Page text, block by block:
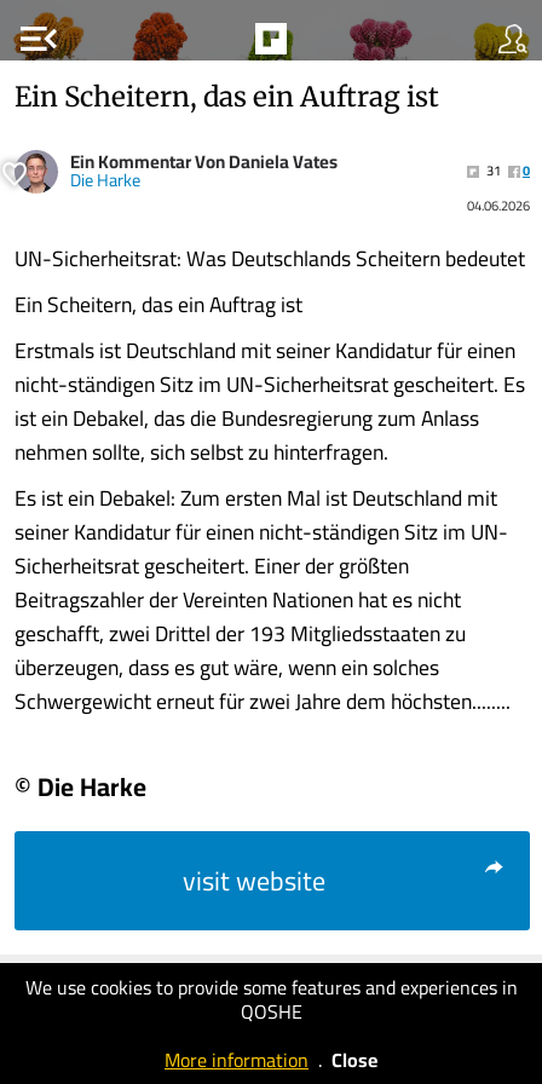
menu_open
We use cookies to provide some features and experiences in
QOSHE
More information . Close
Ein Scheitern, das ein Auftrag ist
Ein Kommentar Von Daniela Vates
Die Harke 31
0
04.06.2026
UN-Sicherheitsrat: Was Deutschlands Scheitern bedeutet
Ein Scheitern, das ein Auftrag ist
Erstmals ist Deutschland mit seiner Kandidatur für einen
nicht-ständigen Sitz im UN-Sicherheitsrat gescheitert. Es
ist ein Debakel, das die Bundesregierung zum Anlass
nehmen sollte, sich selbst zu hinterfragen.
Es ist ein Debakel: Zum ersten Mal ist Deutschland mit
seiner Kandidatur für einen nicht-ständigen Sitz im UN-
Sicherheitsrat gescheitert. Einer der größten
Beitragszahler der Vereinten Nationen hat es nicht
geschafft, zwei Drittel der 193 Mitgliedsstaaten zu
überzeugen, dass es gut wäre, wenn ein solches
Schwergewicht erneut für zwei Jahre dem höchsten........
© Die Harke
visit website